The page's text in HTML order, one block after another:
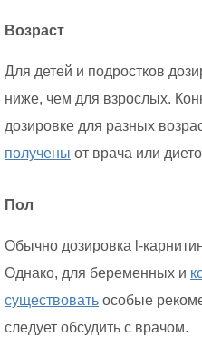
Возраст
Для детей и подростков
ниже, чем для взрослых.
дозировке для разных
получены от врача или
Пол
Обычно дозировка l-
Однако, для беременных и
существовать особые
следует обсудить с врачом.